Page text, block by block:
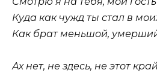
Куда как чужд ты стал в
Как брат меньшой,
Ах нет, не здесь, не этот